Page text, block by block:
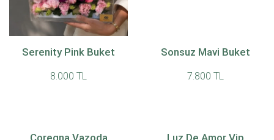
Veloura Pink Case
9.000 TL
Serenity Pink Buket
8.000 TL
Sonsuz Mavi Buket
7.800 TL